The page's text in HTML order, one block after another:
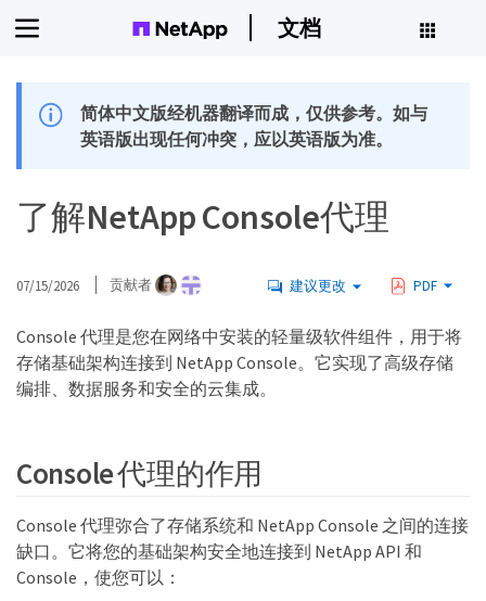
文档
简体中文版经机器翻译而成，仅供参考。如与
英语版出现任何冲突，应以英语版为准。
了解NetApp Console代理
07/15/2026 贡献者 建议更改 PDF
Console 代理是您在网络中安装的轻量级软件组件，用于将
存储基础架构连接到 NetApp Console。它实现了高级存储
编排、数据服务和安全的云集成。
Console 代理的作用
Console 代理弥合了存储系统和 NetApp Console 之间的连接
缺口。它将您的基础架构安全地连接到 NetApp API 和
Console，使您可以：